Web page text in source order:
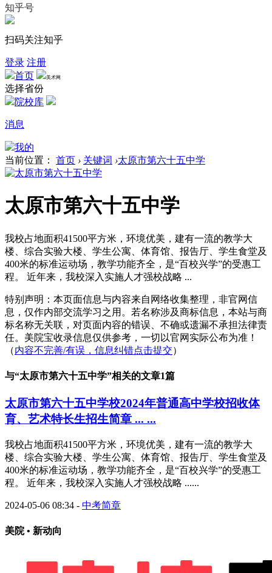
知乎号
扫码关注知乎
登录 注册
首页
美术网
选择省份
院校库
消息
我的
当前位置：
首页 › 关键词 ›太原市第六十五中学
太原市第六十五中学
我校占地面积41500平方米，环境优美，建有一流的教学大
楼、综合实验大楼、学生公寓、体育馆、报告厅、学生食堂及
400米的标准运动场，教学功能齐全，是“百校兴学”的受惠工
程。 近年来，我校深入实施人才强校战略 ...
特别声明：本页面信息与内容来自网络收集整理，非官网信
息，仅作内部交流学习之用。若名称涉及商标信息，本站与商
标名称无关联，对页面内容的错误、不确或遗漏不承担法律责
任。美院宝收录信息仅供参考，一切以官网实际公布为准！
（内容不完善/有误，信息纠错点击提交）
与“太原市第六十五中学”相关的文章1篇
太原市第六十五中学校2024年普通高中学校招收体
育、艺术特长生招生简章 ... ...
我校占地面积41500平方米，环境优美，建有一流的教学大
楼、综合实验大楼、学生公寓、体育馆、报告厅、学生食堂及
400米的标准运动场，教学功能齐全，是“百校兴学”的受惠工
程。 近年来，我校深入实施人才强校战略 ......
2024-05-06 08:34 - 中考简章
美院 • 新动向